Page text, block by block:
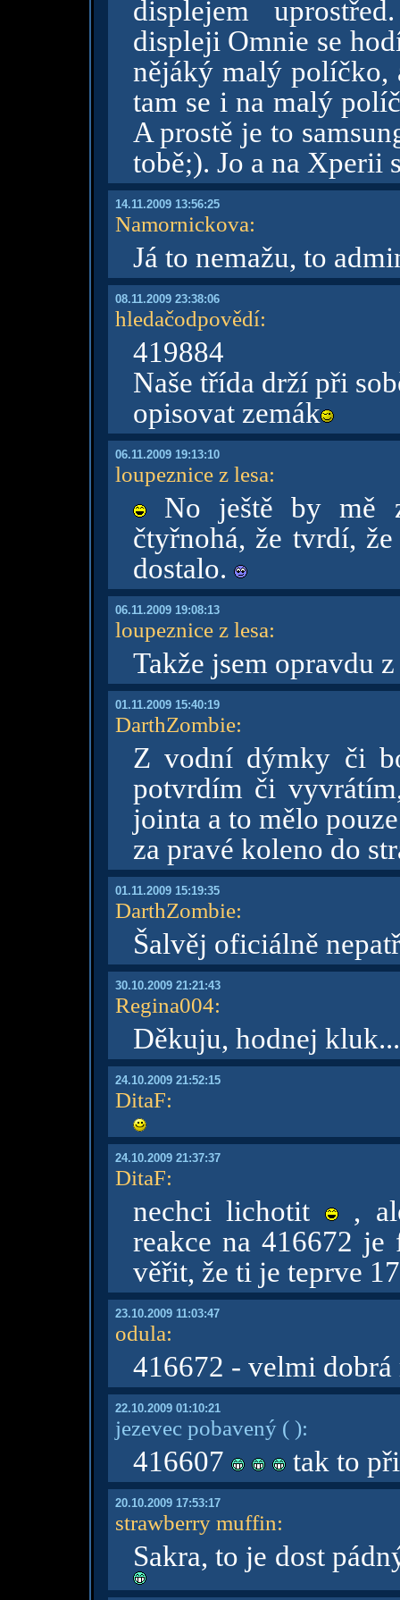
displejem
displeji Omnie se
nějáký malý políčko,
tam se i na malý
A prostě je to
tobě;). Jo a na Xperii
14.11.2009 13:56:25
Namornickova:
Já to nemažu, to
08.11.2009 23:38:06
hledačodpovědí:
419884
Naše třída drží při
opisovat zemák
06.11.2009 19:13:10
loupeznice z lesa:
No ještě by mě
čtyřnohá, že tvrdí,
dostalo.
06.11.2009 19:08:13
loupeznice z lesa:
Takže jsem opravdu
01.11.2009 15:40:19
DarthZombie:
Z vodní dýmky či
potvrdím či
jointa a to mělo
za pravé koleno do
01.11.2009 15:19:35
DarthZombie:
Šalvěj oficiálně
30.10.2009 21:21:43
Regina004:
Děkuju, hodnej
24.10.2009 21:52:15
DitaF:
24.10.2009 21:37:37
DitaF:
nechci lichotit
,
reakce na 416672
věřit, že ti je teprve
23.10.2009 11:03:47
odula:
416672 - velmi dobrá
22.10.2009 01:10:21
jezevec pobavený( ):
416607 tak to
20.10.2009 17:53:17
strawberry muffin:
Sakra, to je dost